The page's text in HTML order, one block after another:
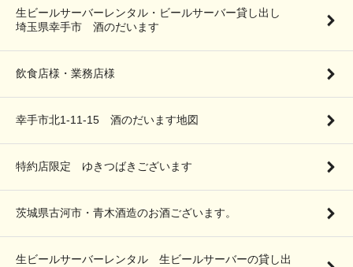
生ビールサーバーレンタル・ビールサーバー貸し出し
埼玉県幸手市 酒のだいます
飲食店様・業務店様
幸手市北1-11-15 酒のだいます地図
特約店限定 ゆきつばきございます
茨城県古河市・青木酒造のお酒ございます。
生ビールサーバーレンタル 生ビールサーバーの貸し出